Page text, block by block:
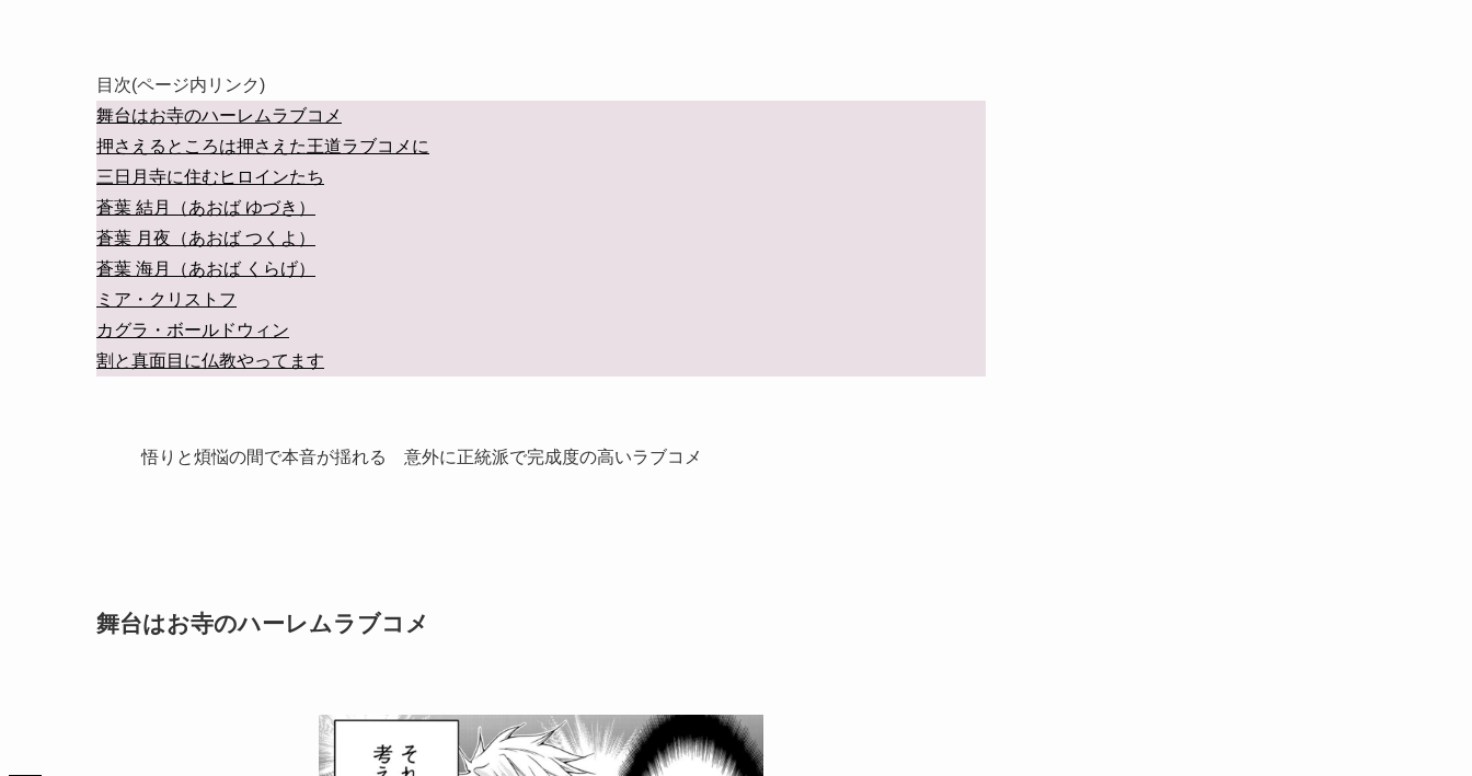
目次(ページ内リンク)
舞台はお寺のハーレムラブコメ
押さえるところは押さえた王道ラブコメに
三日月寺に住むヒロインたち
蒼葉 結月（あおば ゆづき）
蒼葉 月夜（あおば つくよ）
蒼葉 海月（あおば くらげ）
ミア・クリストフ
カグラ・ボールドウィン
割と真面目に仏教やってます
悟りと煩悩の間で本音が揺れる 意外に正統派で完成度の高いラブコメ
舞台はお寺のハーレムラブコメ